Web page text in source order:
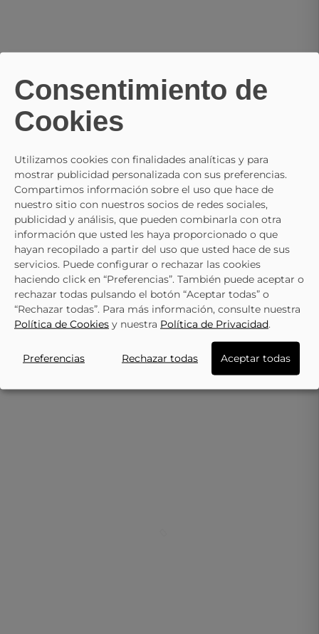
LACOSTE
Zapatillas De Piel Para Moda Joven LACOSTE L003 Neo 49SUJ0014 Beige
89,95 €
LO ÚLTIMO QUE HAS VISTO
Consentimiento de
Cookies
Utilizamos cookies con finalidades analíticas y para
mostrar publicidad personalizada con sus preferencias.
Compartimos información sobre el uso que hace de
nuestro sitio con nuestros socios de redes sociales,
publicidad y análisis, que pueden combinarla con otra
información que usted les haya proporcionado o que
hayan recopilado a partir del uso que usted hace de sus
servicios. Puede configurar o rechazar las cookies
haciendo click en “Preferencias”. También puede aceptar o
rechazar todas pulsando el botón “Aceptar todas” o
“Rechazar todas”. Para más información, consulte nuestra
Política de Cookies y nuestra Política de Privacidad.
Preferencias Rechazar todas Aceptar todas